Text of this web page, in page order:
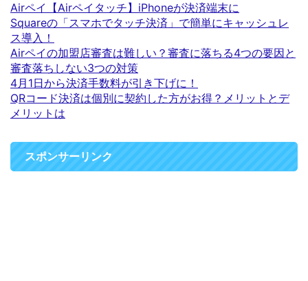
Airペイ【Airペイタッチ】iPhoneが決済端末に
Squareの「スマホでタッチ決済」で簡単にキャッシュレ
ス導入！
Airペイの加盟店審査は難しい？審査に落ちる4つの要因と
審査落ちしない3つの対策
4月1日から決済手数料が引き下げに！
QRコード決済は個別に契約した方がお得？メリットとデ
メリットは
スポンサーリンク